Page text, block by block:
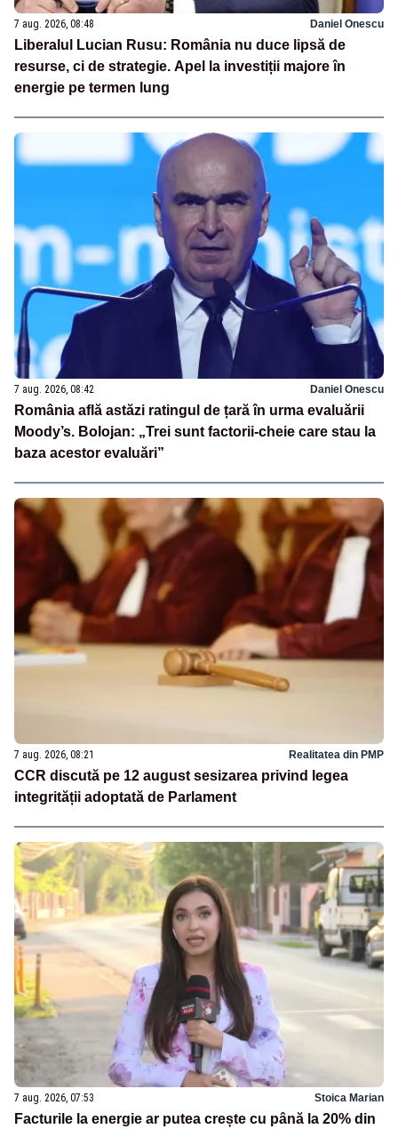
7 aug. 2026, 08:48 Daniel Onescu
Liberalul Lucian Rusu: România nu duce lipsă de
resurse, ci de strategie. Apel la investiții majore în
energie pe termen lung
7 aug. 2026, 08:42 Daniel Onescu
România află astăzi ratingul de țară în urma evaluării
Moody’s. Bolojan: „Trei sunt factorii-cheie care stau la
baza acestor evaluări”
7 aug. 2026, 08:21 Realitatea din PMP
CCR discută pe 12 august sesizarea privind legea
integrității adoptată de Parlament
7 aug. 2026, 07:53 Stoica Marian
Facturile la energie ar putea crește cu până la 20% din